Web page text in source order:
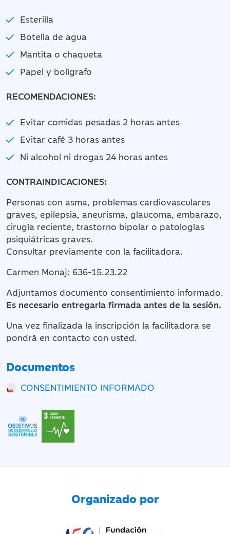
Esterilla
Botella de agua
Mantita o chaqueta
Papel y bolígrafo
RECOMENDACIONES:
Evitar comidas pesadas 2 horas antes
Evitar café 3 horas antes
Ni alcohol ni drogas 24 horas antes
CONTRAINDICACIONES:
Personas con asma, problemas cardiovasculares
graves, epilepsia, aneurisma, glaucoma, embarazo,
cirugía reciente, trastorno bipolar o patologías
psiquiátricas graves.
Consultar previamente con la facilitadora.
Carmen Monaj: 636-15.23.22
Adjuntamos documento consentimiento informado.
Es necesario entregarla firmada antes de la sesión.
Una vez finalizada la inscripción la facilitadora se
pondrá en contacto con usted.
Documentos
CONSENTIMIENTO INFORMADO
Organizado por